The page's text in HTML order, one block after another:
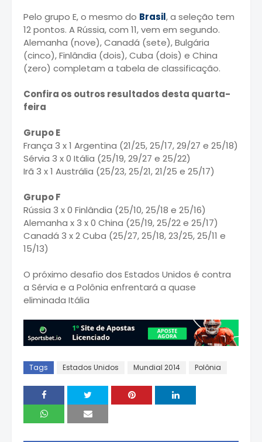
Pelo grupo E, o mesmo do Brasil, a seleção tem
12 pontos. A Rússia, com 11, vem em segundo.
Alemanha (nove), Canadá (sete), Bulgária
(cinco), Finlândia (dois), Cuba (dois) e China
(zero) completam a tabela de classificação.
Confira os outros resultados desta quarta-
feira
Grupo E
França 3 x 1 Argentina (21/25, 25/17, 29/27 e 25/18)
Sérvia 3 x 0 Itália (25/19, 29/27 e 25/22)
Irã 3 x 1 Austrália (25/23, 25/21, 21/25 e 25/17)
Grupo F
Rússia 3 x 0 Finlândia (25/10, 25/18 e 25/16)
Alemanha x 3 x 0 China (25/19, 25/22 e 25/17)
Canadá 3 x 2 Cuba (25/27, 25/18, 23/25, 25/11 e
15/13)
O próximo desafio dos Estados Unidos é contra
a Sérvia e a Polônia enfrentará a quase
eliminada Itália
Tags Estados Unidos Mundial 2014 Polônia